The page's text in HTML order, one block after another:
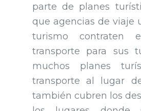
parte de planes
que agencias de viaje
turismo contraten
transporte para sus
muchos planes
transporte al lugar
también cubren los